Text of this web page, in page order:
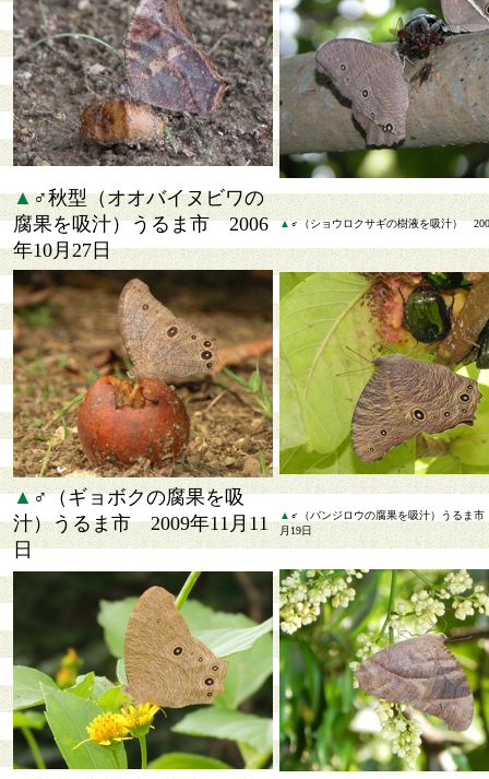
▲♂秋型（オオバイヌビワの
腐果を吸汁）うるま市 2006
年10月27日
▲♂（ショウロクサギの樹液を吸汁）
▲♂（ギョボクの腐果を吸
汁）うるま市 2009年11月11
日
▲ ♂（バンジロウの腐果を吸汁）うるま
月19日